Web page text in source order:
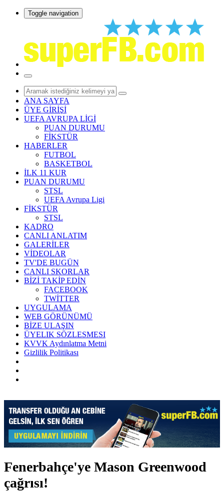
Toggle navigation
ANA SAYFA
ÜYE GİRİŞİ
UEFA AVRUPA LİGİ
PUAN DURUMU
FİKSTÜR
HABERLER
FUTBOL
BASKETBOL
İLK 11 KUR
PUAN DURUMU
STSL
UEFA Avrupa Ligi
FİKSTÜR
STSL
KADRO
CANLI ANLATIM
GALERİLER
VİDEOLAR
TV'DE BUGÜN
CANLI SKORLAR
BİZİ TAKİP EDİN
FACEBOOK
TWİTTER
UYGULAMA
WEB GÖRÜNÜMÜ
BİZE ULAŞIN
ÜYELIK SÖZLESMESI
KVVK Aydınlatma Metni
Gizlilik Politikası
Fenerbahçe'ye Mason Greenwood
çağrısı!